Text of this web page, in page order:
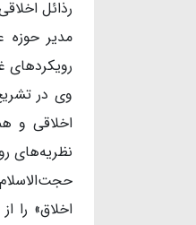
رذائل
مدیر حوزه
رویکردهای
وی در
اخلاقی و
نظریه‌های
اخلاق» را